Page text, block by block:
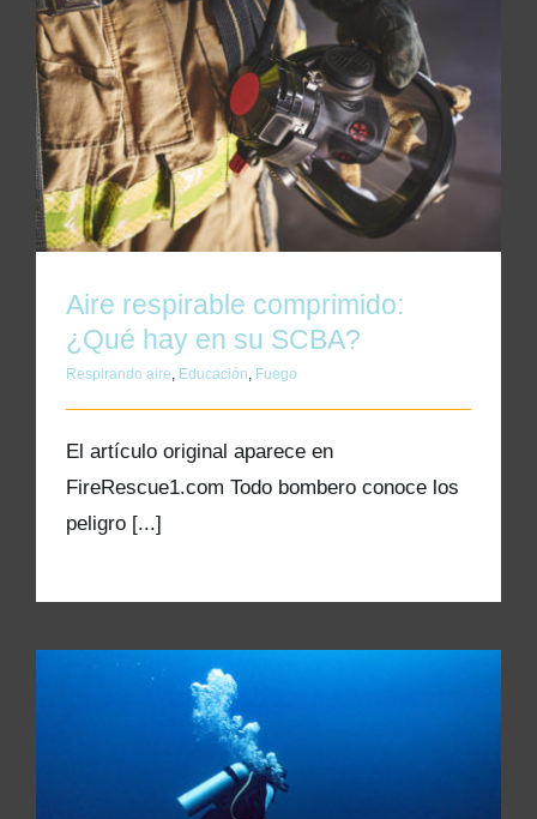
Aire respirable comprimido: ¿Qué hay en su
SCBA?
Aire respirable comprimido:
¿Qué hay en su SCBA?
Respirando aire, Educación, Fuego
El artículo original aparece en
FireRescue1.com Todo bombero conoce los
peligro [...]
Buceo en busca de conocimiento: la